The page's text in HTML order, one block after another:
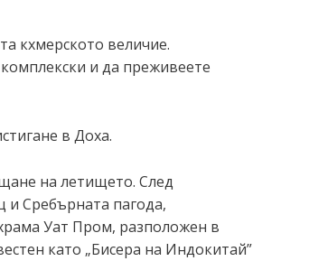
кхмерското величие.
и да преживеете
в Доха.
на летището. След
и Сребърната пагода,
Уат Пром, разположен в
като „Бисера на Индокитай”